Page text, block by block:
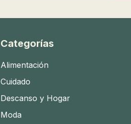
Categorías
Alimentación
Cuidado
Descanso y Hogar
Moda